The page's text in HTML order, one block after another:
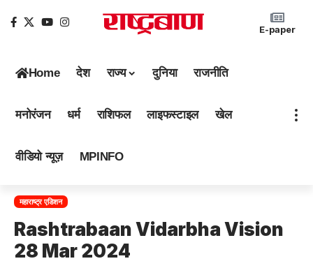
E-paper
Home देश राज्य दुनिया राजनीति
मनोरंजन धर्म राशिफल लाइफस्टाइल खेल
वीडियो न्यूज़ MPINFO
महाराष्ट्र एडिशन
Rashtrabaan Vidarbha Vision
28 Mar 2024